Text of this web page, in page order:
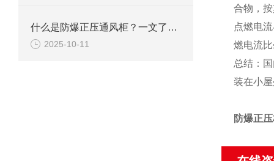
什么是防爆正压通风柜？一文了解其定义、原理及应用
2025-10-11
合物，
点燃电
燃电流
总结：
装在小
防爆正